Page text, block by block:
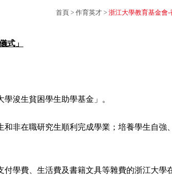
首頁 > 作育英才 > 浙江大學教育基金會
式」
浚生貧困學生助學基金」。
非在職研究生順利完成學業；培養學生自強
學費、生活費及書籍文具等雜費的浙江大學